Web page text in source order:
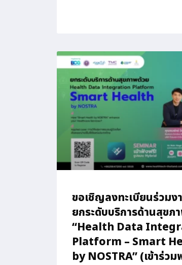
ขอเชิญลงทะเบียนร่วมง
ยกระดับบริการด้านสุขภ
“Health Data
Platform – Smart
by NOSTRA” (เข้าร่วม